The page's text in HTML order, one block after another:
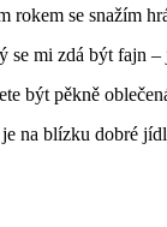
rokem se snažím
se mi zdá být fajn –
být pěkně
na blízku dobré